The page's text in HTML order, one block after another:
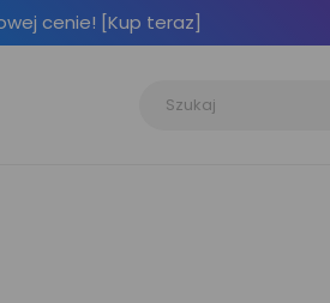
cenie! [Kup teraz]